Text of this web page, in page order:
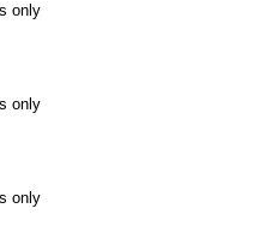
only
only
only